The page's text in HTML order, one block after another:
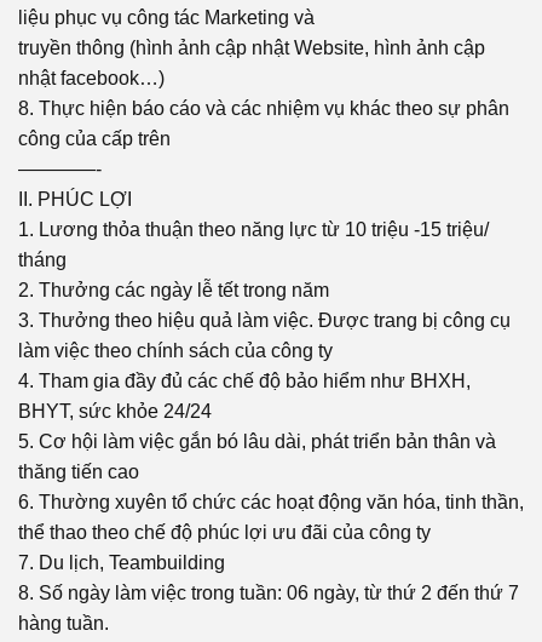
liệu phục vụ công tác Marketing và
truyền thông (hình ảnh cập nhật Website, hình ảnh cập
nhật facebook…)
8. Thực hiện báo cáo và các nhiệm vụ khác theo sự phân
công của cấp trên
————-
II. PHÚC LỢI
1. Lương thỏa thuận theo năng lực từ 10 triệu -15 triệu/
tháng
2. Thưởng các ngày lễ tết trong năm
3. Thưởng theo hiệu quả làm việc. Được trang bị công cụ
làm việc theo chính sách của công ty
4. Tham gia đầy đủ các chế độ bảo hiểm như BHXH,
BHYT, sức khỏe 24/24
5. Cơ hội làm việc gắn bó lâu dài, phát triển bản thân và
thăng tiến cao
6. Thường xuyên tổ chức các hoạt động văn hóa, tinh thần,
thể thao theo chế độ phúc lợi ưu đãi của công ty
7. Du lịch, Teambuilding
8. Số ngày làm việc trong tuần: 06 ngày, từ thứ 2 đến thứ 7
hàng tuần.